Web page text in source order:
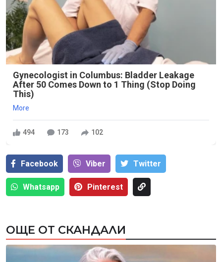
Gynecologist in Columbus: Bladder Leakage
After 50 Comes Down to 1 Thing (Stop Doing
This)
More
494 173 102
Facebook Viber Тwitter
Whatsapp Pinterest
ОЩЕ ОТ СКАНДАЛИ